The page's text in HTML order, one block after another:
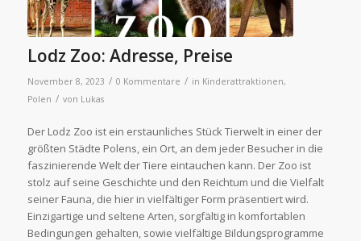
Lodz Zoo: Adresse, Preise
November 8, 2023 / 0 Kommentare / in Kinderattraktionen,
Polen / von Lukas
Der Lodz Zoo ist ein erstaunliches Stück Tierwelt in einer der
größten Städte Polens, ein Ort, an dem jeder Besucher in die
faszinierende Welt der Tiere eintauchen kann. Der Zoo ist
stolz auf seine Geschichte und den Reichtum und die Vielfalt
seiner Fauna, die hier in vielfältiger Form präsentiert wird.
Einzigartige und seltene Arten, sorgfältig in komfortablen
Bedingungen gehalten, sowie vielfältige Bildungsprogramme